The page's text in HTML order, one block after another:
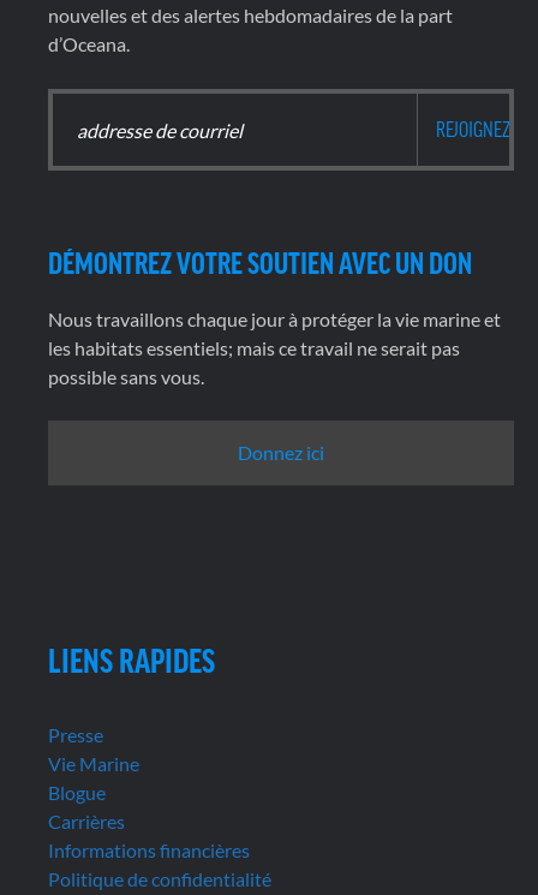
nouvelles et des alertes hebdomadaires de la part
d’Oceana.
DÉMONTREZ VOTRE SOUTIEN AVEC UN DON
Nous travaillons chaque jour à protéger la vie marine et
les habitats essentiels; mais ce travail ne serait pas
possible sans vous.
Donnez ici
LIENS RAPIDES
Presse
Vie Marine
Blogue
Carrières
Informations financières
Politique de confidentialité